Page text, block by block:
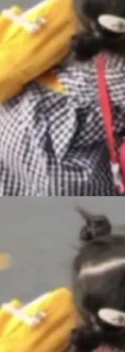
show_
Pri
运行代
要的是 Iso
在于启动
的任务可能
冷启动到
上法庭，指
。苹果的诉
前东家挖
没发律师
了一篇博
this wro
聊天记
律师 Gabr
下午 5:53
了封邮
合调查前苹
办公
架HUAWE
即可使
一提的是，
P
能——你写
。一句话让
馨提示：
M
设置 > 搜
此纪
天正式发
一代音视频
一个特殊之
个名字，
）。 对于
并不陌
世十周
本的名
传媒大学
事视频、音
告显示，AI
报》报道
息与商品
处理任
实际支出
是，该项目
持续运行长
觉异常。这
半年时间
的采访里
竞赛，而
今年底或
平。 Dela
。中国的
加速迭代，
话是 "buil
展系
软件工程师
序？答案几
的程序写程
统、智能
，全